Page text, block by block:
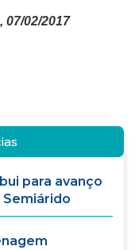
07/02/2017
para avanço